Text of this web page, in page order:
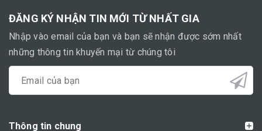
ĐĂNG KÝ NHẬN TIN MỚI TỪ NHẤT GIA
Nhập vào email của bạn và bạn sẽ nhận được sớm nhất
những thông tin khuyến mại từ chúng tôi
Thông tin chung